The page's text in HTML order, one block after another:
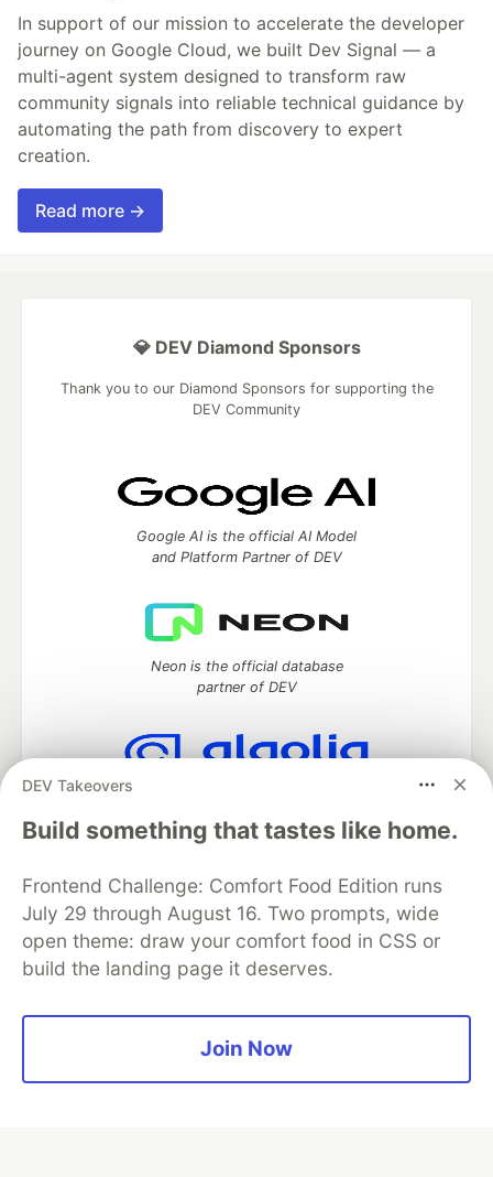
In support of our mission to accelerate the developer
journey on Google Cloud, we built Dev Signal — a
multi-agent system designed to transform raw
community signals into reliable technical guidance by
automating the path from discovery to expert
creation.
Read more →
DEV Takeovers
Build something that tastes like home.
Frontend Challenge: Comfort Food Edition runs
July 29 through August 16. Two prompts, wide
open theme: draw your comfort food in CSS or
build the landing page it deserves.
Join Now
💎 DEV Diamond Sponsors
Thank you to our Diamond Sponsors for supporting the
DEV Community
Google AI is the official AI Model
and Platform Partner of DEV
Neon is the official database
partner of DEV
Algolia is the official search partner
of DEV
DEV Community— A space to discuss and keep up software
development and manage your software career
Home
DEV Challenges DEV++
Organization Accounts
DEV Showcase About
Contact
Free Postgres Database
Privacy Policy
Built onForem— theopen sourcesoftware that powersDEV